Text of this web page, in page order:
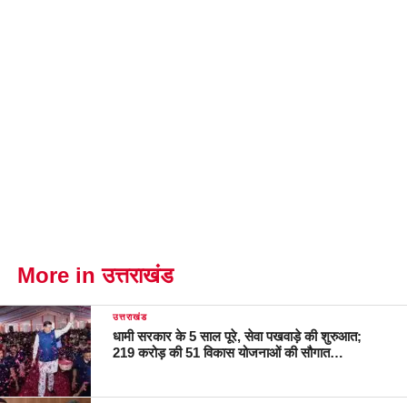
More in उत्तराखंड
उत्तराखंड
धामी सरकार के 5 साल पूरे, सेवा पखवाड़े की शुरुआत;
219 करोड़ की 51 विकास योजनाओं की सौगात…